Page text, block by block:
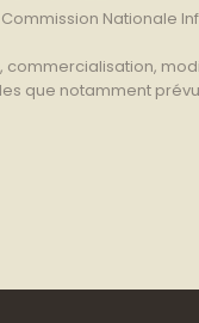
Nationale
que notamment